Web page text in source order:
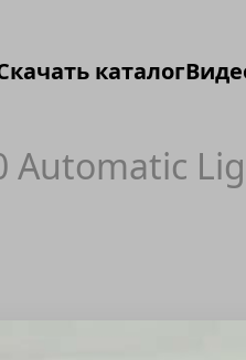
каталог
Automatic